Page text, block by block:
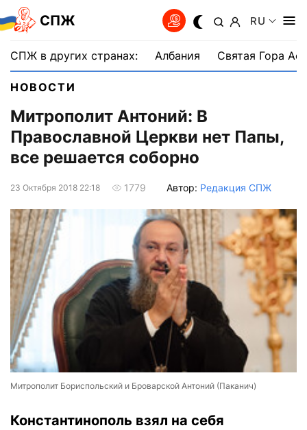
СПЖ RU
СПЖ в других странах: Албания Святая Гора
НОВОСТИ
Митрополит Антоний: В
Православной Церкви нет Папы,
все решается соборно
23 Октября 2018 22:18 1779 Автор: Редакция СПЖ
Митрополит Бориспольский и Броварской Антоний (Паканич)
Константинополь взял на себя